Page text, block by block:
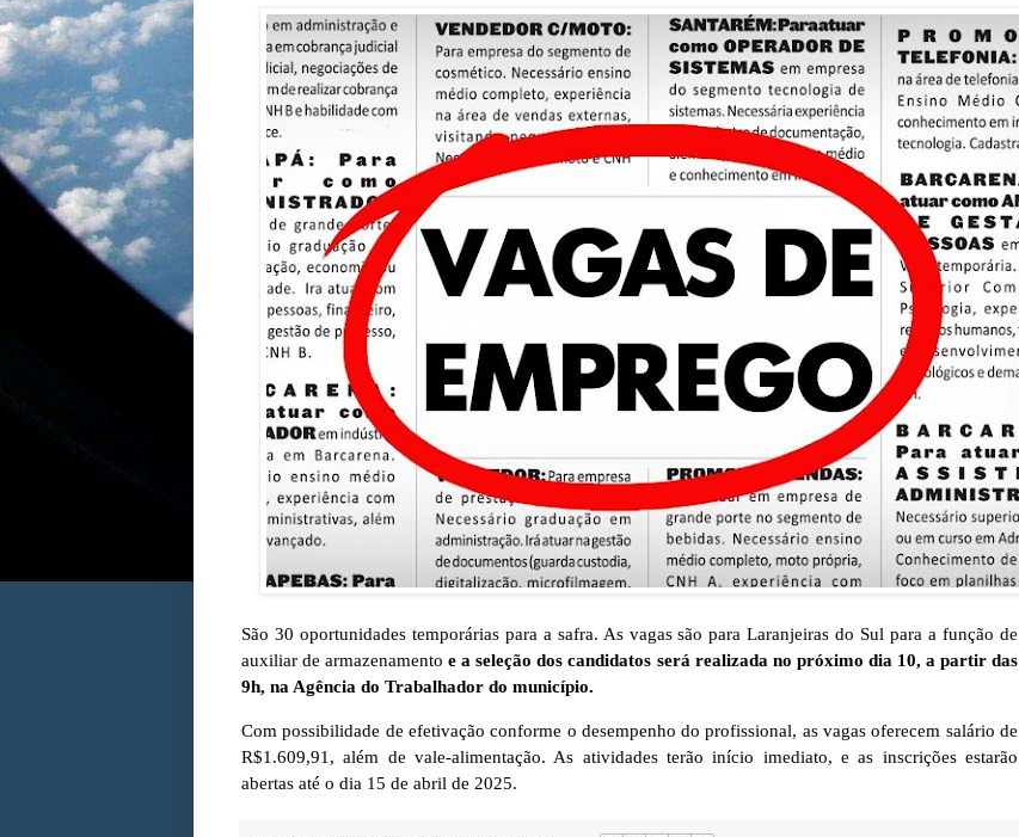
São 30 oportunidades temporárias para a safra. As vagas são para Laranjeiras do Sul para a função de
auxiliar de armazenamentoe a seleção dos candidatos será realizada no próximo dia 10, a partir das
9h, na Agência do Trabalhador do município.
Com possibilidade de efetivação conforme o desempenho do profissional, as vagas oferecem salário de
R$1.609,91, além de vale-alimentação. As atividades terão início imediato, e as inscrições estarão
abertas até o dia 15 de abril de 2025.